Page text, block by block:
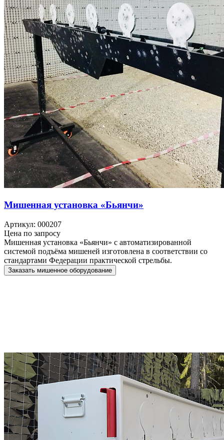
Мишенная установка «Бьянчи»
Артикул: 000207
Цена по запросу
Мишенная установка «Бьянчи» с автоматизированной
системой подъёма мишеней изготовлена в соответствии со
стандартами Федерации практической стрельбы.
Заказать мишенное оборудование